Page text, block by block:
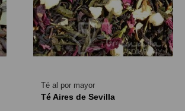
Té al por mayor
Té Aires de Sevilla